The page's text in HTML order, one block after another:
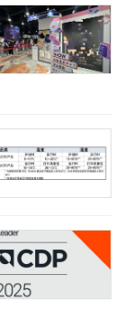
全球互联网、科
动态、财报信
维码，立即订
件 零售业
一